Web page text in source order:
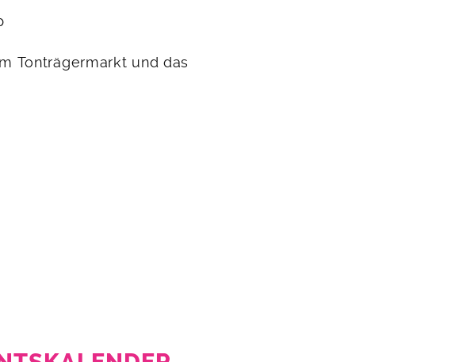
­Tonträger­markt und das